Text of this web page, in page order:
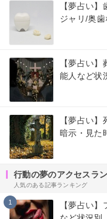
【夢占い
ジャリ/奥
【夢占い
能人など状
【夢占い
暗示・見た
行動の夢のアクセスラ
人気のある記事ランキング
1
【夢占い